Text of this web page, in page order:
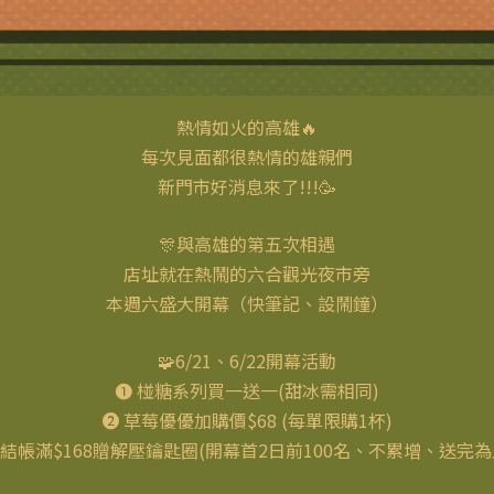
熱情如火的高雄🔥
每次見面都很熱情的雄親們
新門市好消息來了!!!🥳
🎊與高雄的第五次相遇
店址就在熱鬧的六合觀光夜市旁
本週六盛大開幕（快筆記、設鬧鐘）
🧩6/21、6/22開幕活動
➊ 椪糖系列買一送一(甜冰需相同)
➋ 草莓優優加購價$68 (每單限購1杯)
帳滿$168贈解壓鑰匙圈(開幕首2日前100名、不累增、送完